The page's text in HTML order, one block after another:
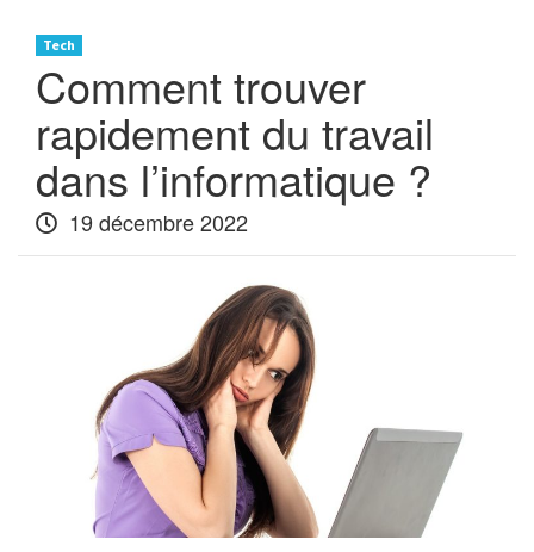
Tech
Comment trouver
rapidement du travail
dans l’informatique ?
19 décembre 2022